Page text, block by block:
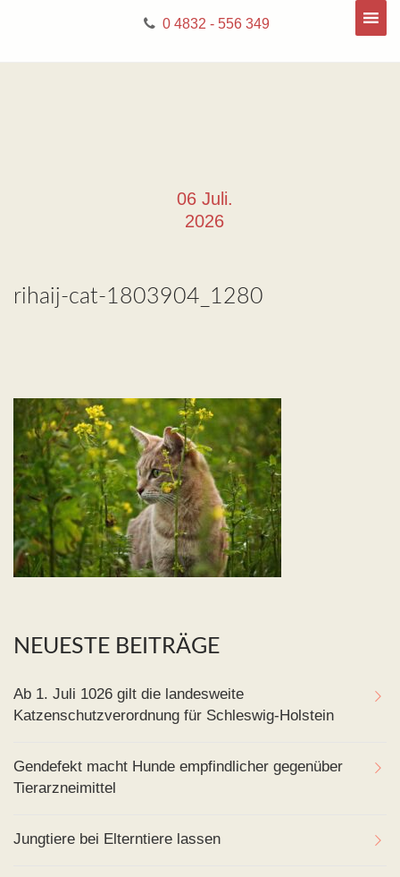
0 4832 - 556 349
06 Juli.
2026
rihaij-cat-1803904_1280
NEUESTE BEITRÄGE
Ab 1. Juli 1026 gilt die landesweite
Katzenschutzverordnung für Schleswig-Holstein
Gendefekt macht Hunde empfindlicher gegenüber
Tierarzneimittel
Jungtiere bei Elterntiere lassen